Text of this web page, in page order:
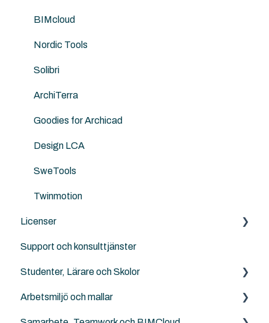
BIMcloud
Nordic Tools
Solibri
ArchiTerra
Goodies for Archicad
Design LCA
SweTools
Twinmotion
Licenser
Archicad
Archicad Cloud licenser
GSID
Support och konsulttjänster
Studenter, Lärare och Skolor
Archicad BIM för elever, lärare och skolor
Arbetsmiljö och mallar